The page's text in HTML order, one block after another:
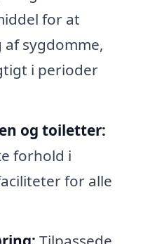
for at
sygdomme,
i perioder
og toiletter:
forhold i
for alle